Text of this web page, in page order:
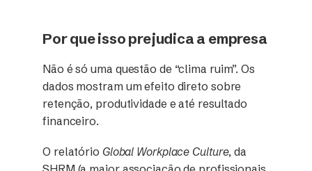
Por que isso prejudica a empresa
Não é só uma questão de “clima ruim”. Os
dados mostram um efeito direto sobre
retenção, produtividade e até resultado
financeiro.
O relatório Global Workplace Culture, da